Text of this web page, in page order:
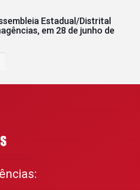
Estadual/Distrital
em 28 de junho de